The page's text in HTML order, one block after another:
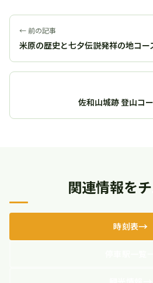
← 前の記事
米原の歴史と七夕伝説発祥の地コー
佐和山城跡 登山コ
関連情報を
時刻表